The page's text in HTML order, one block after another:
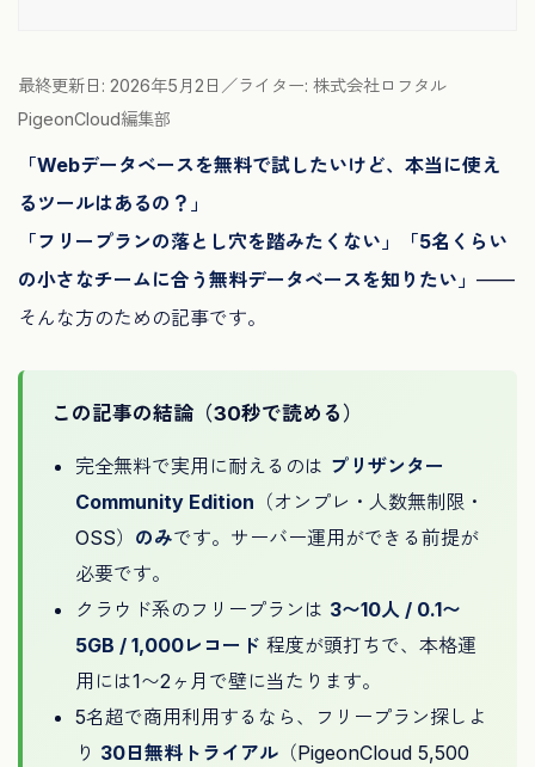
最終更新日: 2026年5月2日／ライター: 株式会社ロフタル
PigeonCloud編集部
「Webデータベースを無料で試したいけど、本当に使え
るツールはあるの？」
「フリープランの落とし穴を踏みたくない」「5名くらい
の小さなチームに合う無料データベースを知りたい」 ——
そんな方のための記事です。
この記事の結論（30秒で読める）
完全無料で実用に耐えるのは プリザンター
Community Edition （オンプレ・人数無制限・
OSS） のみです。サーバー運用ができる前提が
必要です。
クラウド系のフリープランは 3〜10人 / 0.1〜
5GB / 1,000レコード 程度が頭打ちで、本格運
用には1〜2ヶ月で壁に当たります。
5名超で商用利用するなら、フリープラン探しよ
り 30日無料トライアル （PigeonCloud 5,500